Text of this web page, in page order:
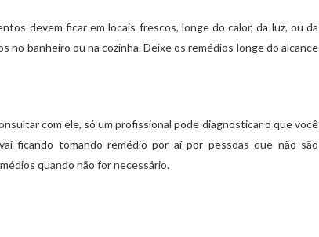
devem ficar em locais frescos, longe do calor, da luz, ou da
no banheiro ou na cozinha. Deixe os remédios longe do alcance
com ele, só um profissional pode diagnosticar o que você
ficando tomando remédio por aí por pessoas que não são
quando não for necessário.